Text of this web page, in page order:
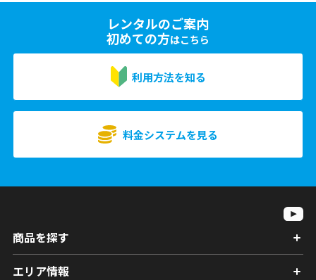
レンタルのご案内
初めての方はこちら
利用方法を知る
料金システムを見る
商品を探す
エリア情報